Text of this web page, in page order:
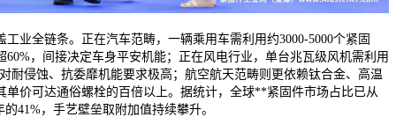
全链条。正在汽车范畴，一辆乘用车需利用约3000-5000个紧固
60%，间接决定车身平安机能；正在风电行业，单台兆瓦级风机需利用
耐侵蚀、抗委靡机能要求极高；航空航天范畴则更依赖钛合金、高温
单价可达通俗螺栓的百倍以上。据统计，全球**紧固件市场占比已从
的41%，手艺壁垒取附加值持续攀升。